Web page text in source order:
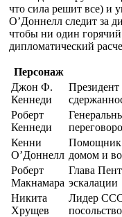
что сила решит все) и
О’Доннелл следит за
чтобы ни один
дипломатический
Персонаж
Джон Ф.
Кеннеди
Роберт
Кеннеди
Кенни
О’Доннелл
Помощник
домом и
Роберт
Макнамара
Глава
эскалации
Никита
Хрущев
Лидер
посольство